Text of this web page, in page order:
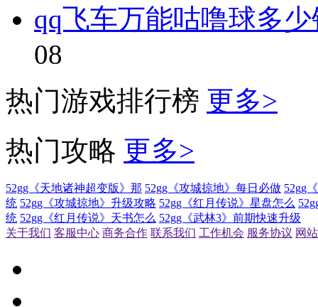
qq飞车万能咕噜球多
08
热门游戏排行榜 更多>
热门攻略 更多>
52gg《天地诸神超变版》那 52gg《攻城掠地》每日必做 52gg
统 52gg《攻城掠地》升级攻略 52gg《红月传说》星盘怎么
统 52gg《红月传说》天书怎么 52gg《武林3》前期快速升级
关于我们 客服中心 商务合作 联系我们 工作机会 服务协议 网